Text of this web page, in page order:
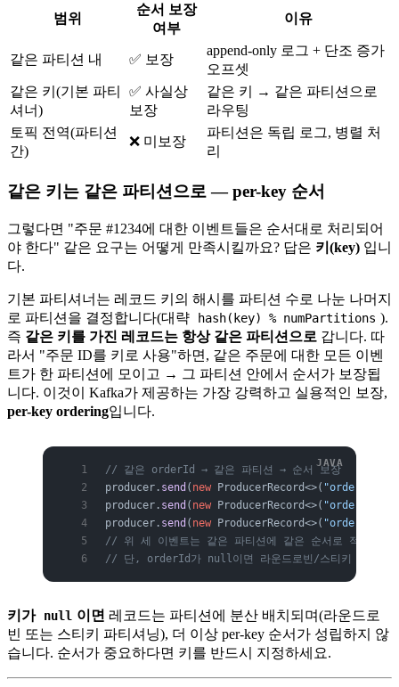
범위
순서 보장
여부
이유
같은 파티션 내 ✅ 보장
append-only 로그 + 단조 증가
오프셋
같은 키(기본 파티
셔너)
✅ 사실상
보장
같은 키 → 같은 파티션으로
라우팅
토픽 전역(파티션
간)
❌ 미보장
파티션은 독립 로그, 병렬 처
리
같은 키는 같은 파티션으로 — per-key 순서
그렇다면 "주문 #1234에 대한 이벤트들은 순서대로 처리되어
야 한다" 같은 요구는 어떻게 만족시킬까요? 답은 키(key) 입니
다.
기본 파티셔너는 레코드 키의 해시를 파티션 수로 나눈 나머지
로 파티션을 결정합니다(대략
hash(key) % numPartitions ).
즉 같은 키를 가진 레코드는 항상 같은 파티션으로 갑니다. 따
라서 "주문 ID를 키로 사용"하면, 같은 주문에 대한 모든 이벤
트가 한 파티션에 모이고 → 그 파티션 안에서 순서가 보장됩
니다. 이것이 Kafka가 제공하는 가장 강력하고 실용적인 보장,
per-key ordering입니다.
// 같은 orderId → 같은 파티션 → 순서 보장
producer. send ( new ProducerRecord<>( "orders"
producer. send ( new ProducerRecord<>( "orders"
producer. send ( new ProducerRecord<>( "orders"
// 위 세 이벤트는 같은 파티션에 같은 순서로 적재된다.
// 단, orderId가 null이면 라운드로빈/스티키 분배 →
키가 null 이면 레코드는 파티션에 분산 배치되며(라운드로
빈 또는 스티키 파티셔닝), 더 이상 per-key 순서가 성립하지 않
습니다. 순서가 중요하다면 키를 반드시 지정하세요.